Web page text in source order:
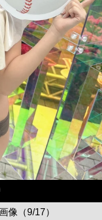
像（9/17）